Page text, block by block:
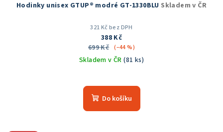
Hodinky unisex GTUP® modré GT-1330BLU Skladem v ČR
321 Kč bez DPH
388 Kč
699 Kč (–44 %)
Skladem v ČR(81 ks)
hodnocení
produktu
Do košíku